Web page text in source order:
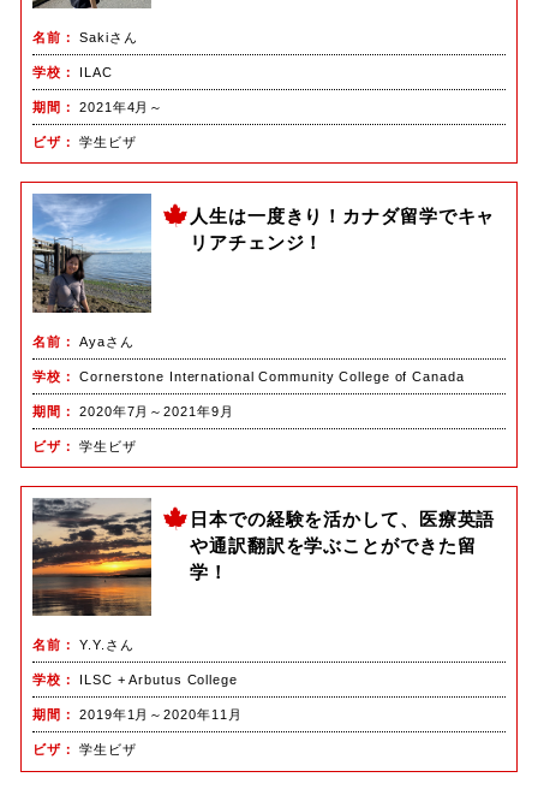
名前 Sakiさん
学校 ILAC
期間 2021年4月～
ビザ 学生ビザ
人生は一度きり！カナダ留学でキャ
リアチェンジ！
名前 Ayaさん
学校 Cornerstone International Community College of Canada
期間 2020年7月～2021年9月
ビザ 学生ビザ
日本での経験を活かして、医療英語
や通訳翻訳を学ぶことができた留
学！
名前 Y.Y.さん
学校 ILSC + Arbutus College
期間 2019年1月～2020年11月
ビザ 学生ビザ